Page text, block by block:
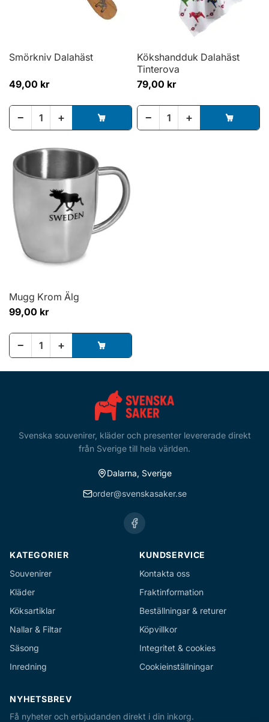
Smörkniv Dalahäst
49,00 kr
− +
Kökshandduk Dalahäst
Tinterova
79,00 kr
− +
Mugg Krom Älg
99,00 kr
− +
Svenska souvenirer, kläder och presenter levererade direkt
från Sverige till hela världen.
Dalarna, Sverige
order@svenskasaker.se
KATEGORIER
Souvenirer
Kläder
Köksartiklar
Nallar & Filtar
Säsong
Inredning
KUNDSERVICE
Kontakta oss
Fraktinformation
Beställningar & returer
Köpvillkor
Integritet & cookies
Cookieinställningar
NYHETSBREV
Få nyheter och erbjudanden direkt i din inkorg.